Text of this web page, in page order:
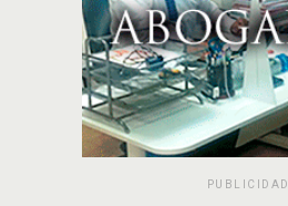
PUBLICIDAD